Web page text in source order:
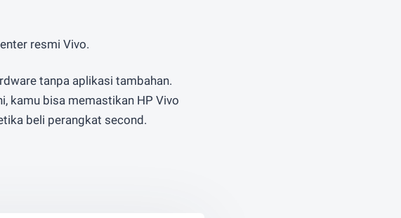
resmi Vivo.
tanpa aplikasi tambahan.
kamu bisa memastikan HP Vivo
beli perangkat second.